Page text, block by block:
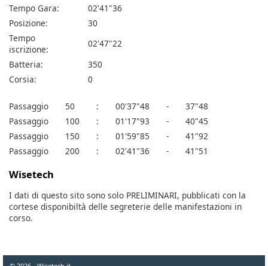
Tempo Gara:
02'41"36
Posizione:
30
Tempo
iscrizione:
02'47"22
Batteria:
350
Corsia:
0
Passaggio 50 : 00'37"48 -
37"48
Passaggio
100 : 01'17"93 -
40"45
Passaggio
150 : 01'59"85 -
41"92
Passaggio
200 : 02'41"36 - 41"51
Wisetech
I dati di questo sito sono solo PRELIMINARI, pubblicati con la
cortese disponibiltà delle segreterie delle manifestazioni in
corso.